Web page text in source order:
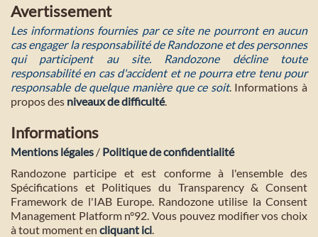
Avertissement
Les informations fournies par ce site ne pourront en aucun
cas engager la responsabilité de Randozone et des personnes
qui participent au site. Randozone décline toute
responsabilité en cas d'accident et ne pourra etre tenu pour
responsable de quelque manière que ce soit. Informations à
propos des niveaux de difficulté.
Informations
Mentions légales / Politique de confidentialité
Randozone participe et est conforme à l'ensemble des
Spécifications et Politiques du Transparency & Consent
Framework de l'IAB Europe. Randozone utilise la Consent
Management Platform n°92. Vous pouvez modifier vos choix
à tout moment en cliquant ici.